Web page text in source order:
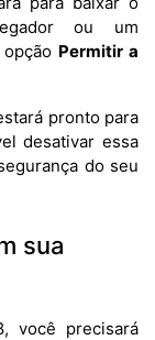
ou um
Permitir a
pronto para
desativar essa
do seu
sua
você precisará